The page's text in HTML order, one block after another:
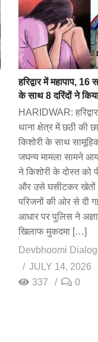
हरिद्वार में महापाप,
के साथ 8 दरिंदों ने
HARIDWAR:
थाना क्षेत्र में छठी की
किशोरी के साथ
जघन्य मामला सामने
ने किशोरी के दोस्त को
और उसे घसीटकर खेतों
परिजनों की ओर से दी
आधार पर पुलिस ने
खिलाफ मुकदमा […]
Devbhoomi
JULY 14, 2026
337
0